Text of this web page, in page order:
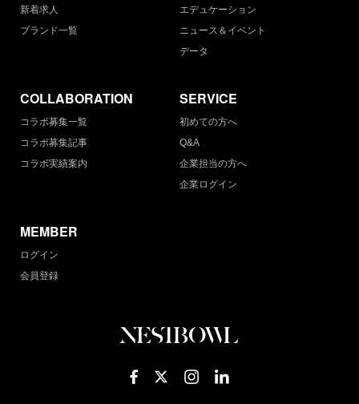
新着求人
ブランド一覧
エデュケーション
ニュース＆イベント
データ
COLLABORATION
コラボ募集一覧
コラボ募集記事
コラボ実績案内
SERVICE
初めての方へ
Q&A
企業担当の方へ
企業ログイン
MEMBER
ログイン
会員登録